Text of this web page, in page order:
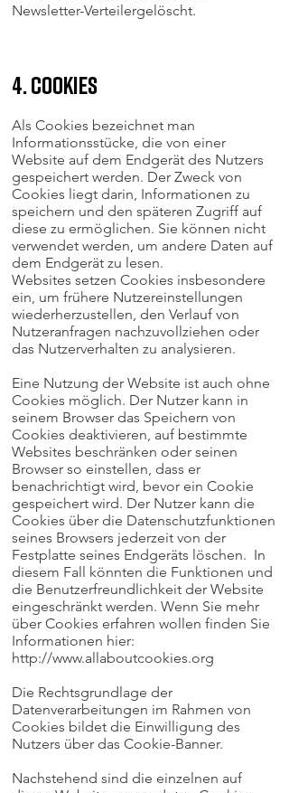
Newsletter-Verteilergelöscht.
4. Cookies
Als Cookies bezeichnet man
Informationsstücke, die von einer
Website auf dem Endgerät des Nutzers
gespeichert werden. Der Zweck von
Cookies liegt darin, Informationen zu
speichern und den späteren Zugriff auf
diese zu ermöglichen. Sie können nicht
verwendet werden, um andere Daten auf
dem Endgerät zu lesen.
Websites setzen Cookies insbesondere
ein, um frühere Nutzereinstellungen
wiederherzustellen, den Verlauf von
Nutzeranfragen nachzuvollziehen oder
das Nutzerverhalten zu analysieren.
Eine Nutzung der Website ist auch ohne
Cookies möglich. Der Nutzer kann in
seinem Browser das Speichern von
Cookies deaktivieren, auf bestimmte
Websites beschränken oder seinen
Browser so einstellen, dass er
benachrichtigt wird, bevor ein Cookie
gespeichert wird. Der Nutzer kann die
Cookies über die Datenschutzfunktionen
seines Browsers jederzeit von der
Festplatte seines Endgeräts löschen. In
diesem Fall könnten die Funktionen und
die Benutzerfreundlichkeit der Website
eingeschränkt werden. Wenn Sie mehr
über Cookies erfahren wollen finden Sie
Informationen hier:
http://www.allaboutcookies.org
Die Rechtsgrundlage der
Datenverarbeitungen im Rahmen von
Cookies bildet die Einwilligung des
Nutzers über das Cookie-Banner.
Nachstehend sind die einzelnen auf